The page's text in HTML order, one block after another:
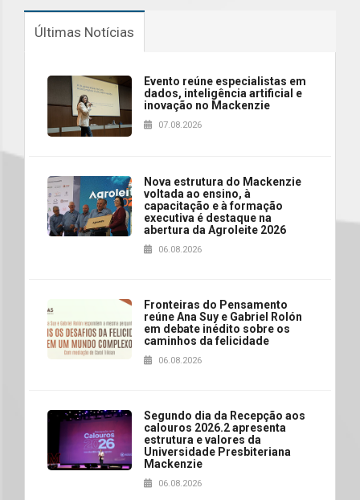
Últimas Notícias
Evento reúne especialistas em
dados, inteligência artificial e
inovação no Mackenzie
07.08.2026
Nova estrutura do Mackenzie
voltada ao ensino, à
capacitação e à formação
executiva é destaque na
abertura da Agroleite 2026
06.08.2026
Fronteiras do Pensamento
reúne Ana Suy e Gabriel Rolón
em debate inédito sobre os
caminhos da felicidade
06.08.2026
Segundo dia da Recepção aos
calouros 2026.2 apresenta
estrutura e valores da
Universidade Presbiteriana
Mackenzie
06.08.2026